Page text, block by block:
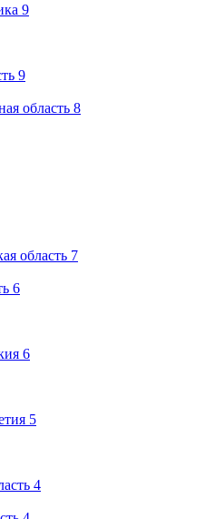
9
9
область 8
область 7
6
6
5
4